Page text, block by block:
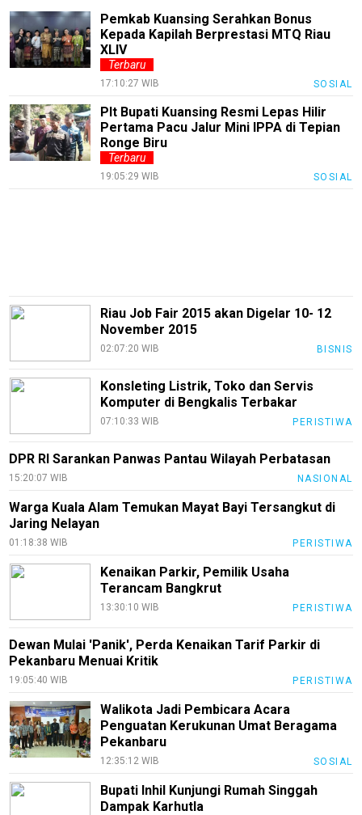
Pemkab Kuansing Serahkan Bonus
Kepada Kapilah Berprestasi MTQ Riau
XLIV
Terbaru
17:10:27 WIB SOSIAL
Plt Bupati Kuansing Resmi Lepas Hilir
Pertama Pacu Jalur Mini IPPA di Tepian
Ronge Biru
Terbaru
19:05:29 WIB SOSIAL
Riau Job Fair 2015 akan Digelar 10- 12
November 2015
02:07:20 WIB BISNIS
Konsleting Listrik, Toko dan Servis
Komputer di Bengkalis Terbakar
07:10:33 WIB PERISTIWA
DPR RI Sarankan Panwas Pantau Wilayah Perbatasan
15:20:07 WIB NASIONAL
Warga Kuala Alam Temukan Mayat Bayi Tersangkut di
Jaring Nelayan
01:18:38 WIB PERISTIWA
Kenaikan Parkir, Pemilik Usaha
Terancam Bangkrut
13:30:10 WIB PERISTIWA
Dewan Mulai 'Panik', Perda Kenaikan Tarif Parkir di
Pekanbaru Menuai Kritik
19:05:40 WIB PERISTIWA
Walikota Jadi Pembicara Acara
Penguatan Kerukunan Umat Beragama
Pekanbaru
12:35:12 WIB SOSIAL
Bupati Inhil Kunjungi Rumah Singgah
Dampak Karhutla
Food
Lifestyle
Review
SourceCode
Otomotif
Entertain
InfoTerbaru
Sport
TeknoPedia
Techno
Guide
Automotive
Guide
Smartphone
Guide
EduBudaya
EduStyle
TeknoGame
Tekno